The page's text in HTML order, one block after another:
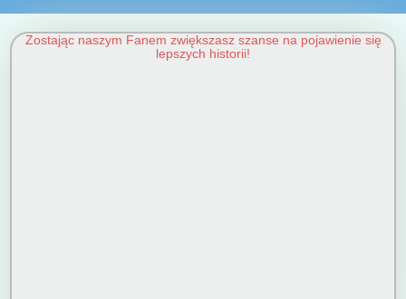
Zostając naszym Fanem zwiększasz szanse na pojawienie się
lepszych historii!